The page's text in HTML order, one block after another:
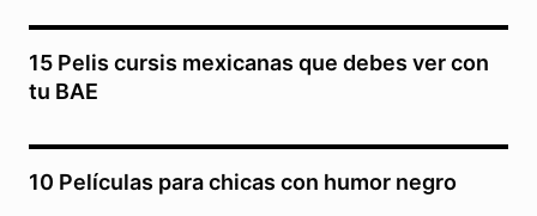
15 Pelis cursis mexicanas que debes ver con
tu BAE
10 Películas para chicas con humor negro